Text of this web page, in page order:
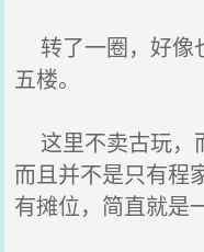
转了一圈，好像
五楼。
这里不卖古玩，
而且并不是只有程
有摊位，简直就是